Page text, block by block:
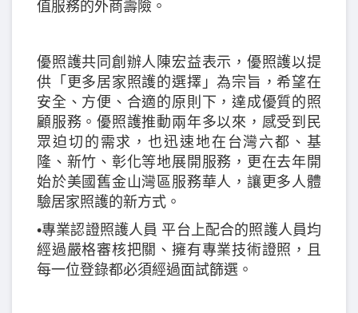
值服務的外商壽險。
優照護共同創辦人陳宏益表示，優照護以提
供「更多居家照護的選擇」為宗旨，希望在
安全、方便、合適的原則下，達成優質的照
顧服務。優照護推動兩年多以來，感受到民
眾迫切的需求，也迅速地在台灣六都、基
隆、新竹、彰化等地展開服務，更在去年開
始於美國舊金山灣區服務華人，讓更多人體
驗居家照護的新方式。
•專業認證照護人員 平台上配合的照護人員均
經過嚴格審核把關、擁有專業技術證照，且
每一位登錄都必須經過面試篩選。